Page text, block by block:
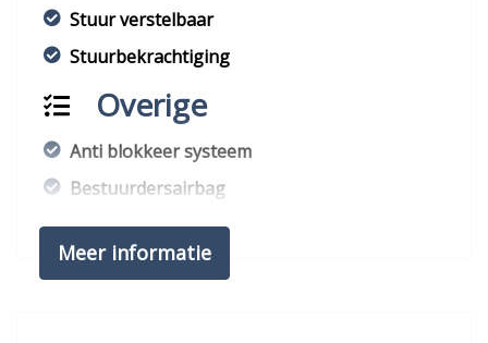
Stuur verstelbaar
Stuurbekrachtiging
Overige
Anti blokkeer systeem
Bestuurdersairbag
Brake assist system
Elektronisch stabiliteits programma
Meer informatie